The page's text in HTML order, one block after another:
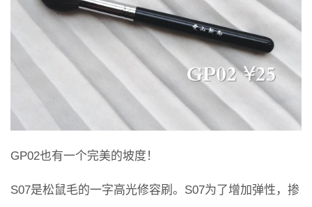
GP02也有一个完美的坡度！
S07是松鼠毛的一字高光修容刷。S07为了增加弹性，掺